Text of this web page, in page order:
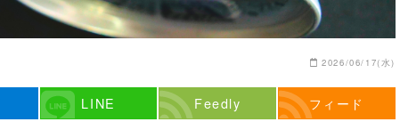
2026/06/17(水)
LINE Feedly フィード